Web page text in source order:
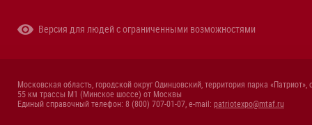
Версия для людей с ограниченными возможностями
Московская область, городской округ Одинцовский, территория парка «Патриот»,
55 км трассы М1 (Минское шоссе) от Москвы
Единый справочный телефон: 8 (800) 707-01-07, e-mail: patriotexpo@mtaf.ru